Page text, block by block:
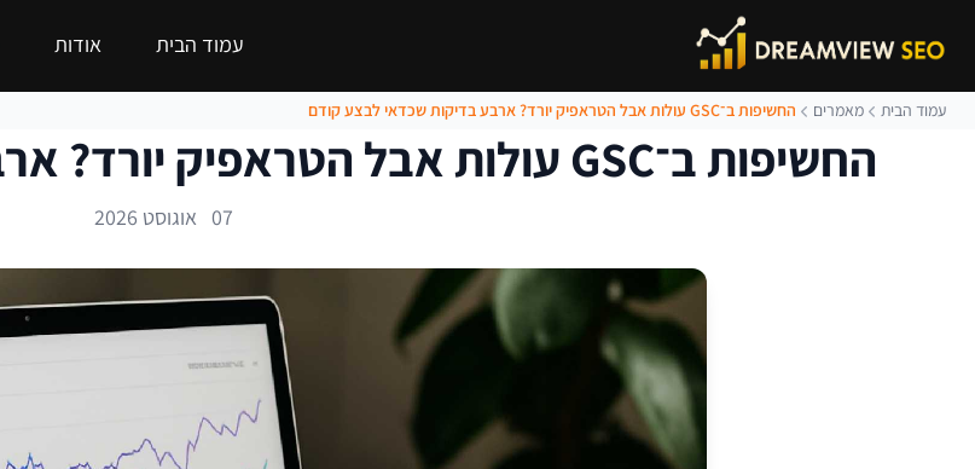
עמוד הבית אודות
עמוד הבית מאמרים החשיפות ב־GSC עולות אבל הטראפיק יורד? ארבע בדיקות שכדאי לבצע קודם
החשיפות ב־GSC עולות אבל הטראפיק יורד? ארבע בדיקות שכדאי לבצע קודם
07 אוגוסט 2026